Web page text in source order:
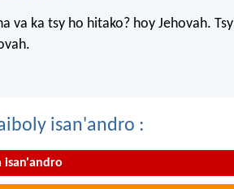
va ka tsy ho hitako? hoy Jehovah. Tsy
isan'andro :
isan'andro